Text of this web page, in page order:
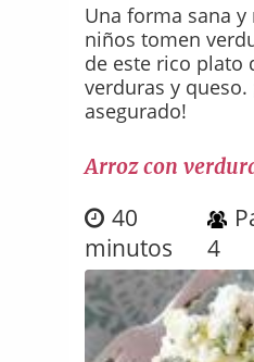
Una forma sana
niños tomen
de este rico plato
verduras y queso.
asegurado!
Arroz con
40
minutos
4